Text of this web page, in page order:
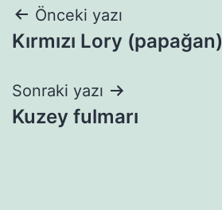
Yazı
gezinmesi
Önceki yazı
Kırmızı Lory (papağan)
Sonraki yazı
Kuzey fulmarı